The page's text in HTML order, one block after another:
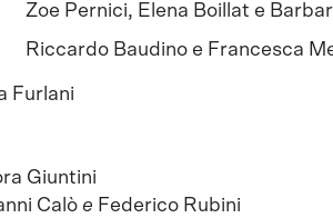
Zoe Pernici, Elena Boillat e
Riccardo Baudino e Francesca
Furlani
Giuntini
Calò e Federico Rubini